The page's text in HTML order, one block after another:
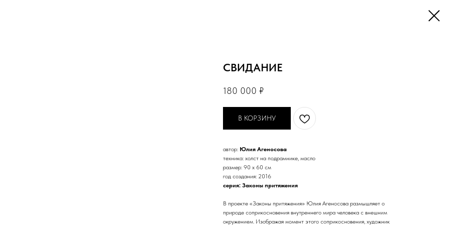
СВИДАНИЕ
180 000 ₽
В КОРЗИНУ
автор: Юлия Агеносова
техника: холст на подрамнике, масло
размер: 90 х 60 см
год создания: 2016
серия: Законы притяжения
В проекте «Законы притяжения» Юлия Агеносова размышляет о
природе соприкосновения внутреннего мира человека с внешним
окружением. Изображая момент этого соприкосновения, художник